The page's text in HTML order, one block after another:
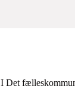
I Det